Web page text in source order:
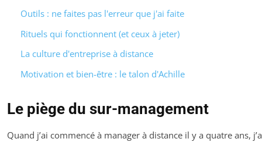
Outils : ne faites pas l'erreur que j'ai faite
Rituels qui fonctionnent (et ceux à jeter)
La culture d'entreprise à distance
Motivation et bien-être : le talon d'Achille
Le piège du sur-management
Quand j’ai commencé à manager à distance il y a quatre ans,